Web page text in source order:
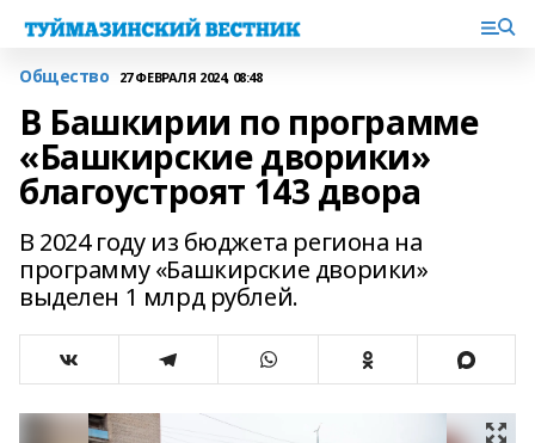
Общество 27 ФЕВРАЛЯ 2024, 08:48
В Башкирии по программе
«Башкирские дворики»
благоустроят 143 двора
В 2024 году из бюджета региона на
программу «Башкирские дворики»
выделен 1 млрд рублей.